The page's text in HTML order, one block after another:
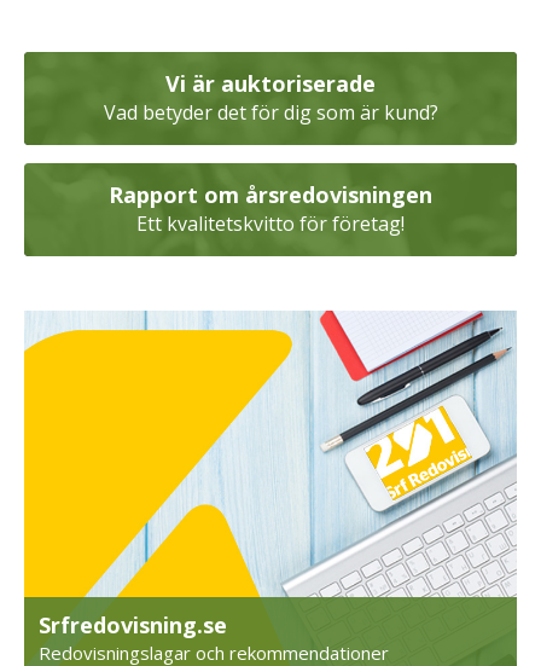
Vi är auktoriserade
Vad betyder det för dig som är kund?
Rapport om årsredovisningen
Ett kvalitetskvitto för företag!
Srfredovisning.se
Redovisningslagar och rekommendationer